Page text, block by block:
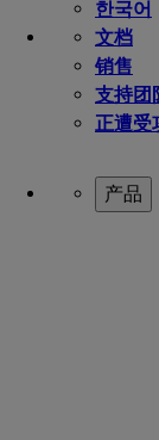
한국어
文档
销售
支持团
正遭受
产品